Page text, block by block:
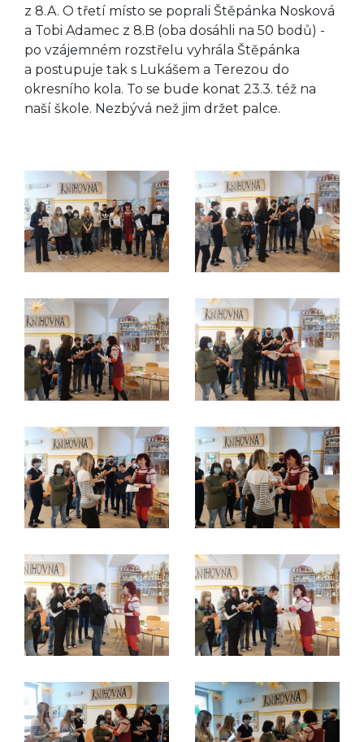
z 8.A. O třetí místo se poprali Štěpánka Nosková
a Tobi Adamec z 8.B (oba dosáhli na 50 bodů) -
po vzájemném rozstřelu vyhrála Štěpánka
a postupuje tak s Lukášem a Terezou do
okresního kola. To se bude konat 23.3. též na
naší škole. Nezbývá než jim držet palce.